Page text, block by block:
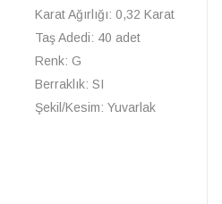
Karat Ağırlığı: 0,32 Karat
Taş Adedi: 40 adet
Renk: G
Berraklık: SI
Şekil/Kesim: Yuvarlak